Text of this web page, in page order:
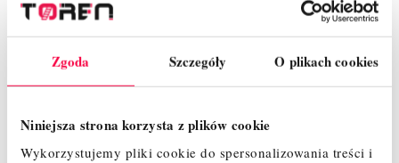
Zgoda Szczegóły O plikach cookies
Niniejsza strona korzysta z plików cookie
Wykorzystujemy pliki cookie do spersonalizowania treści i
LeaseLink producenta
Bądź pierwszy, napisz opinię!